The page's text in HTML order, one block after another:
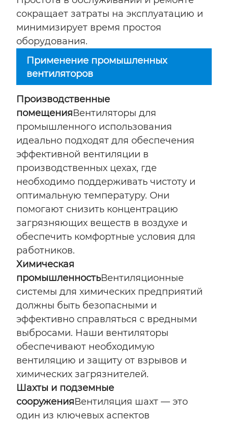
сокращает затраты на эксплуатацию и
минимизирует время простоя
оборудования.
Применение промышленных
вентиляторов
Производственные
помещенияВентиляторы для
промышленного использования
идеально подходят для обеспечения
эффективной вентиляции в
производственных цехах, где
необходимо поддерживать чистоту и
оптимальную температуру. Они
помогают снизить концентрацию
загрязняющих веществ в воздухе и
обеспечить комфортные условия для
работников.
Химическая
промышленностьВентиляционные
системы для химических предприятий
должны быть безопасными и
эффективно справляться с вредными
выбросами. Наши вентиляторы
обеспечивают необходимую
вентиляцию и защиту от взрывов и
химических загрязнителей.
Шахты и подземные
сооруженияВентиляция шахт — это
один из ключевых аспектов